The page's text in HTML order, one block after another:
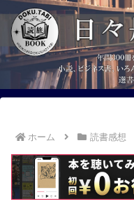
ホーム 読書感想